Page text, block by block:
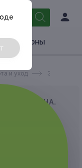
и уход Эпиляция
ЗАВЕРШЕНА.
быстро